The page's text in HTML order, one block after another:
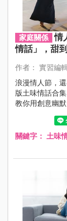
家庭關係
情
情話」，甜
作者： 實習編
浪漫情人節，
版土味情話合
教你用創意幽
關鍵字： 土味